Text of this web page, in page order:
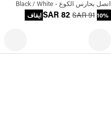
اتصل بحارس الكوع - Black / White
SAR 82 SAR 91 10% ايقاف